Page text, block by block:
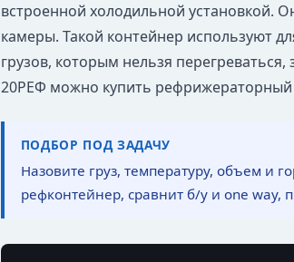
встроенной холодильной установкой.
камеры. Такой контейнер используют
грузов, которым нельзя
20РЕФ можно купить рефрижераторный
ПОДБОР ПОД ЗАДАЧУ
Назовите груз, температуру, объем и
рефконтейнер, сравнит б/у и one way,